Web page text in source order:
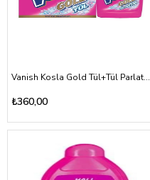
Vanish Kosla Gold Tül+Tül Parlatıcı
₺360,00